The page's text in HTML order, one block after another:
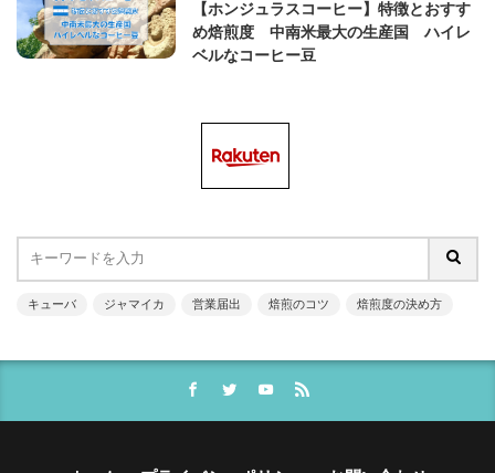
【ホンジュラスコーヒー】特徴とおすす
め焙煎度 中南米最大の生産国 ハイレ
ベルなコーヒー豆
キューバ ジャマイカ 営業届出 焙煎のコツ 焙煎度の決め方